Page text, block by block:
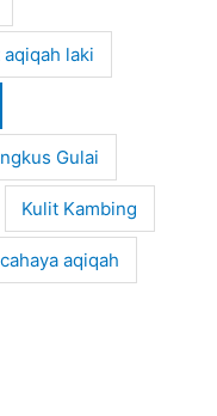
laki
Gulai
Kulit Kambing
aqiqah